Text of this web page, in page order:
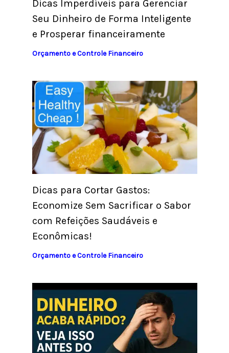
Dicas Imperdíveis para Gerenciar
Seu Dinheiro de Forma Inteligente
e Prosperar financeiramente
Orçamento e Controle Financeiro
Dicas para Cortar Gastos:
Economize Sem Sacrificar o Sabor
com Refeições Saudáveis e
Econômicas!
Orçamento e Controle Financeiro